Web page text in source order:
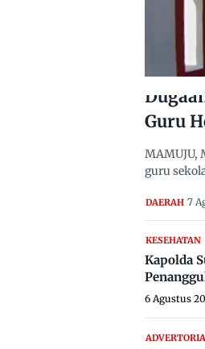
Guru
MAMUJU,
guru
DAERAH 7
KESEHATAN
Kapolda
6 Agustus